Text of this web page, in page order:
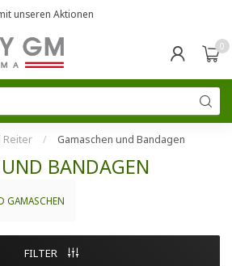
unseren Aktionen
0
Reiter / Gamaschen und Bandagen
BANDAGEN
GAMASCHEN
FILTER